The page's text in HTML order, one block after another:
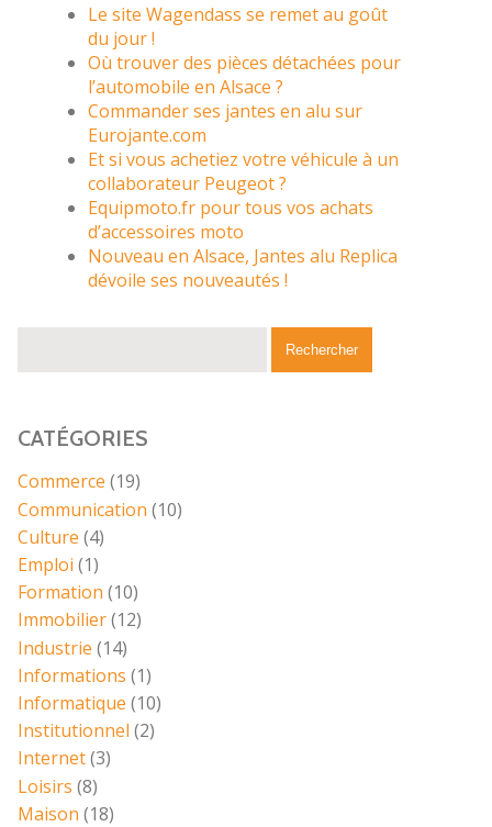
Le site Wagendass se remet au goût
du jour !
Où trouver des pièces détachées pour
l’automobile en Alsace ?
Commander ses jantes en alu sur
Eurojante.com
Et si vous achetiez votre véhicule à un
collaborateur Peugeot ?
Equipmoto.fr pour tous vos achats
d’accessoires moto
Nouveau en Alsace, Jantes alu Replica
dévoile ses nouveautés !
CATÉGORIES
Commerce (19)
Communication (10)
Culture (4)
Emploi (1)
Formation (10)
Immobilier(12)
Industrie (14)
Informations (1)
Informatique (10)
Institutionnel (2)
Internet(3)
Loisirs (8)
Maison (18)